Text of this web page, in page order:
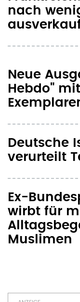
nach
Neue
Hebdo"
Deutsche
verurteilt
Ex-
wirbt für
Muslimen